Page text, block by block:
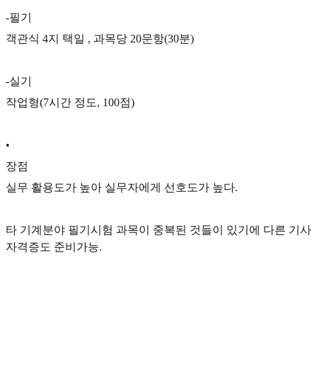
-필기
객관식 4지 택일 , 과목당 20문항(30분)
-실기
작업형(7시간 정도, 100점)
•
장점
실무 활용도가 높아 실무자에게 선호도가 높다.
타 기계분야 필기시험 과목이 중복된 것들이 있기에 다른 기사
자격증도 준비가능.